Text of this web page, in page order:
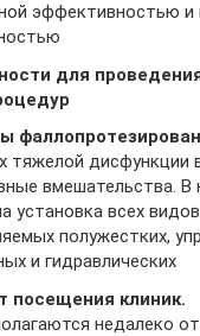
эффективностью и
для
тяжелой дисфункции
вмешательства. В
установка всех
полужестких,
и гидравлических
посещения клиник.
недалеко